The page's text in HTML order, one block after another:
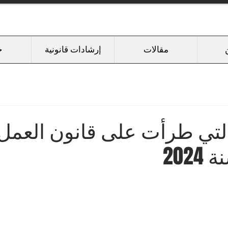
إرشادات قانونية مقالات
طرأت على قانون